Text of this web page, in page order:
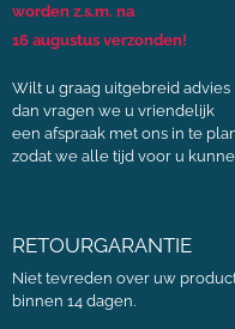
worden z.s.m. na
16 augustus verzonden!
Wilt u graag uitgebreid advies
dan vragen we u vriendelijk
een afspraak met ons in te
zodat we alle tijd voor u
RETOURGARANTIE
Niet tevreden over uw
binnen 14 dagen.